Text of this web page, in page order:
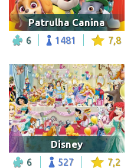
Patrulha Canina
6 1481 7,8
Disney
6 527 7,2